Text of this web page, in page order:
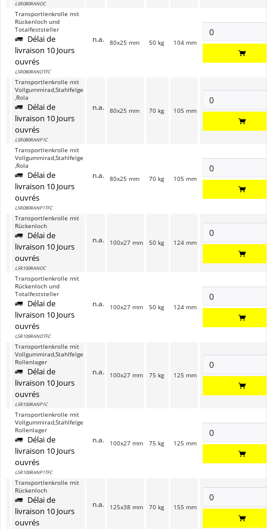
LSR080RANOC
Transportlenkrolle mit
Rückenloch und
Totalfeststeller
Délai de
livraison 10 Jours
ouvrés
LSR080RANOTFC
n.a. 80x25 mm 50 kg 104 mm
Transportlenkrolle mit
Vollgummirad,Stahlfelge
,Rola
Délai de
livraison 10 Jours
ouvrés
LSR080RANP1C
n.a. 80x25 mm 70 kg 105 mm
Transportlenkrolle mit
Vollgummirad,Stahlfelge
,Rola
Délai de
livraison 10 Jours
ouvrés
LSR080RANP1TFC
n.a. 80x25 mm 70 kg 105 mm
Transportlenkrolle mit
Rückenloch
Délai de
livraison 10 Jours
ouvrés
LSR100RANOC
n.a. 100x27 mm 50 kg 124 mm
Transportlenkrolle mit
Rückenloch und
Totalfeststeller
Délai de
livraison 10 Jours
ouvrés
LSR100RANOTFC
n.a. 100x27 mm 50 kg 124 mm
Transportlenkrolle mit
Vollgummirad,Stahlfelge
Rollenlager
Délai de
livraison 10 Jours
ouvrés
LSR100RANP1C
n.a. 100x27 mm 75 kg 125 mm
Transportlenkrolle mit
Vollgummirad,Stahlfelge
Rollenlager
Délai de
livraison 10 Jours
ouvrés
LSR100RANP1TFC
n.a. 100x27 mm 75 kg 125 mm
Transportlenkrolle mit
Rückenloch
Délai de
livraison 10 Jours
ouvrés
n.a. 125x38 mm 70 kg 155 mm